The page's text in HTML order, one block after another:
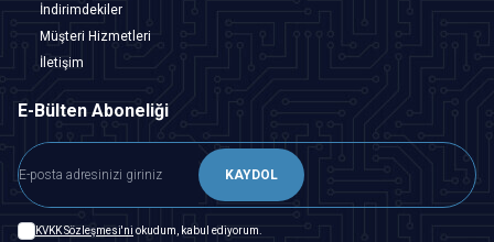
İndirimdekiler
Müşteri Hizmetleri
İletişim
E-Bülten Aboneliği
KAYDOL
KVKK Sözleşmesi'ni okudum, kabul ediyorum.